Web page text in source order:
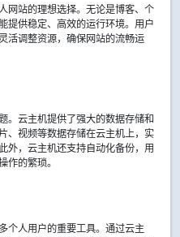
网站的理想选择。无论是博客、个
提供稳定、高效的运行环境。用户
活调整资源，确保网站的流畅运
。云主机提供了强大的数据存储和
、视频等数据存储在云主机上，实
外，云主机还支持自动化备份，用
作的繁琐。
个人用户的重要工具。通过云主